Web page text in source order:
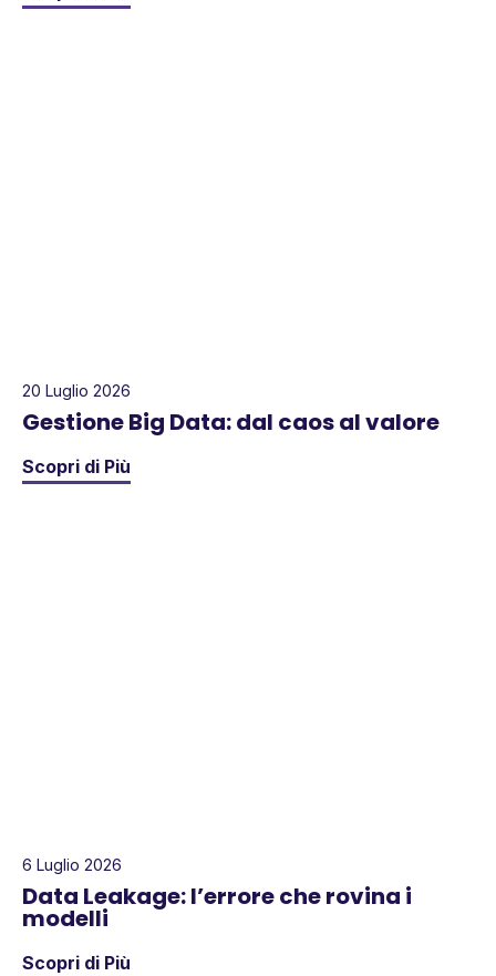
20 Luglio 2026
Gestione Big Data: dal caos al valore
Scopri di Più
6 Luglio 2026
Data Leakage: l’errore che rovina i
modelli
Scopri di Più